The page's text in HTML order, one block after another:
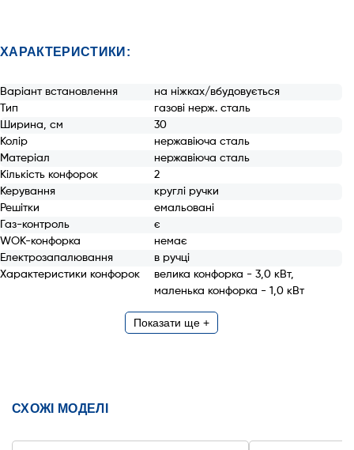
ХАРАКТЕРИСТИКИ:
Варіант встановлення
на ніжках/вбудовується
Тип
газові нерж. сталь
Ширина, см
30
Колір
нержавіюча сталь
Матеріал
нержавіюча сталь
Кількість конфорок
2
Керування
круглі ручки
Решітки
емальовані
Газ-контроль
є
WOK-конфорка
немає
Електрозапалювання
в ручці
Характеристики конфорок
велика конфорка - 3,0 кВт,
маленька конфорка - 1,0 кВт
Показати ще +
СХОЖІ МОДЕЛІ